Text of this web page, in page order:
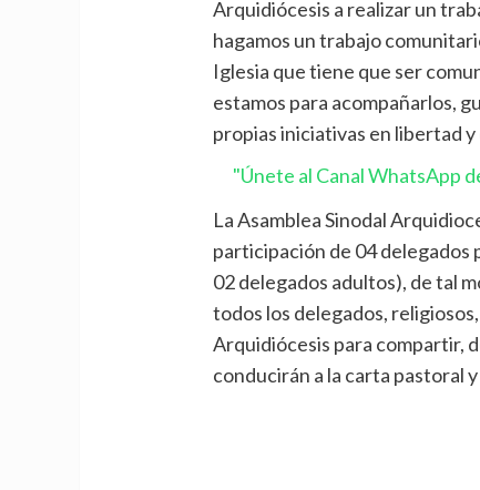
Arquidiócesis a realizar un
hagamos un trabajo
Iglesia que tiene que ser
estamos para acompañarlos,
propias iniciativas en libertad y
"Únete al Canal WhatsApp
La Asamblea Sinodal
participación de 04 delegados
02 delegados adultos), de tal
todos los delegados,
Arquidiócesis para compartir,
conducirán a la carta pastoral